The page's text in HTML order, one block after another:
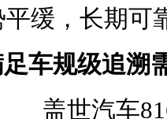
缓，长期可
车规级追溯